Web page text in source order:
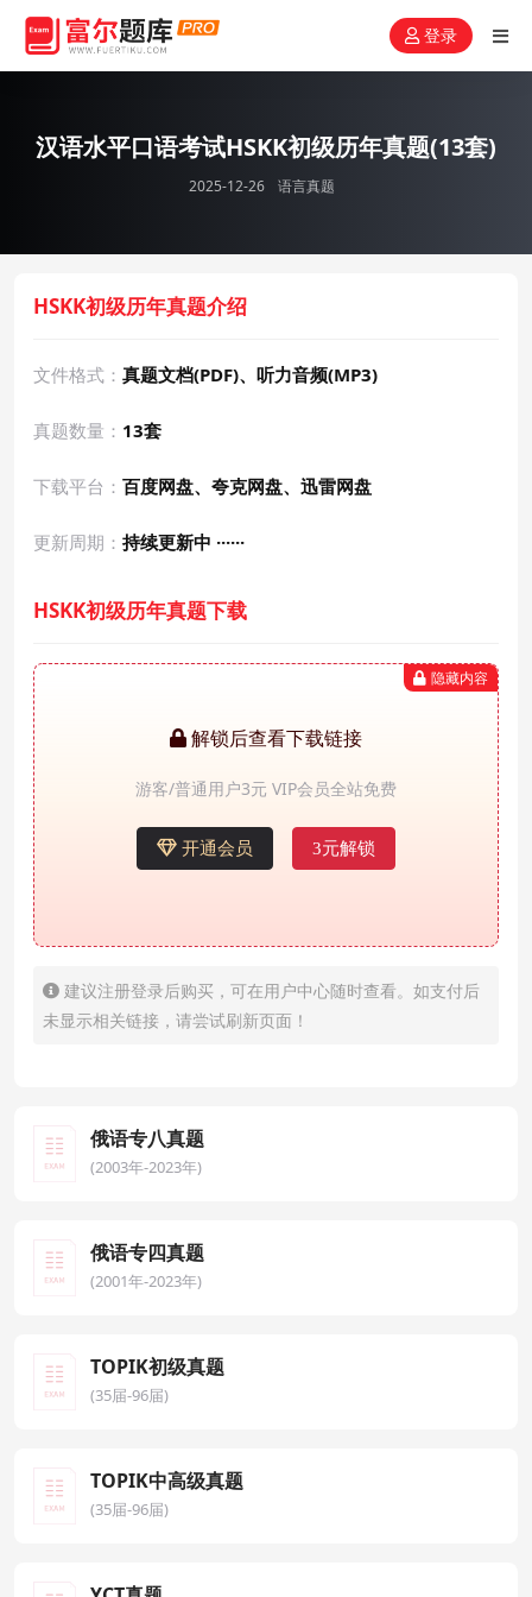
登录
汉语水平口语考试HSKK初级历年真题(13套)
2025-12-26 语言真题
HSKK初级历年真题介绍
文件格式： 真题文档(PDF)、听力音频(MP3)
真题数量： 13套
下载平台： 百度网盘、夸克网盘、迅雷网盘
更新周期： 持续更新中 ······
HSKK初级历年真题下载
隐藏内容
解锁后查看下载链接
游客/普通用户3元 VIP会员全站免费
开通会员 3元解锁
建议注册登录后购买，可在用户中心随时查看。如支付后
未显示相关链接，请尝试刷新页面！
俄语专八真题
(2003年-2023年)
俄语专四真题
(2001年-2023年)
TOPIK初级真题
(35届-96届)
TOPIK中高级真题
(35届-96届)